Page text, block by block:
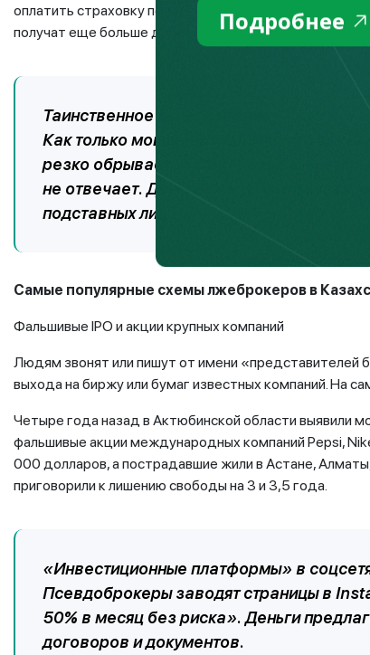
оплатить страховку перевода или комиссию и налог
получат еще больше денег.
Таинственное исчезновение
Как только мошенники поймут, что
резко обрывается. Сайт больше не
не отвечает. Деньги уже ушли на счета,
подставных лиц.
Самые популярные схемы лжеброкеров в
Фальшивые IPO и акции крупных компаний
Людям звонят или пишут от имени «представителей
выхода на биржу или бумаг известных компаний. На
Четыре года назад в Актюбинской области выявили
фальшивые акции международных компаний Pepsi,
000 долларов, а пострадавшие жили в Астане,
приговорили к лишению свободы на 3 и 3,5 года.
«Инвестиционные платформы» в
Псевдоброкеры заводят страницы в
50% в месяц без риска». Деньги
договоров и документов.
Подробнее